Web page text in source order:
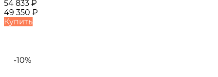
54 833₽
49 350 ₽
Купить
-10%